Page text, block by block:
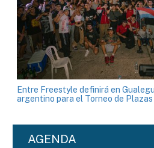
Entre Freestyle definirá en
argentino para el Torneo de Plazas
AGENDA